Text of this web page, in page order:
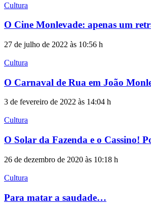
Cultura
O Cine Monlevade: apenas um
27 de julho de 2022 às 10:56 h
Cultura
O Carnaval de Rua em João
3 de fevereiro de 2022 às 14:04 h
Cultura
O Solar da Fazenda e o Cassino!
26 de dezembro de 2020 às 10:18 h
Cultura
Para matar a saudade…